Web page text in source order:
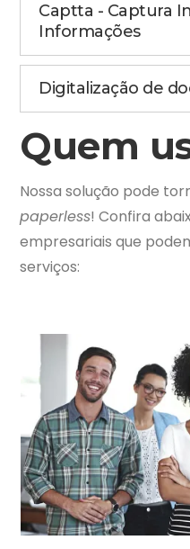
Captta - Captura
Informações
Digitalização de
Quem
Nossa solução pode
paperless! Confira
empresariais que
serviços: